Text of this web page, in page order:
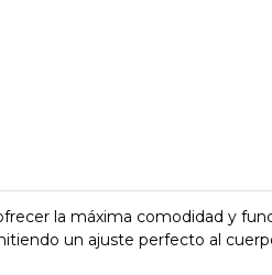
la máxima comodidad y
un ajuste perfecto al